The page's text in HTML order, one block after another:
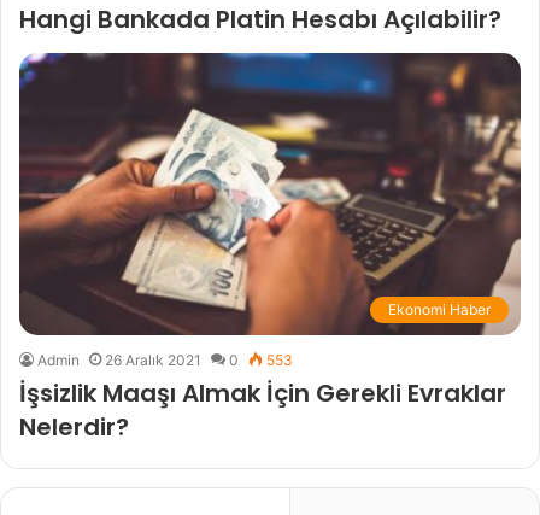
Hangi Bankada Platin Hesabı Açılabilir?
Ekonomi Haber
Admin 26 Aralık 2021 0 553
İşsizlik Maaşı Almak İçin Gerekli Evraklar
Nelerdir?